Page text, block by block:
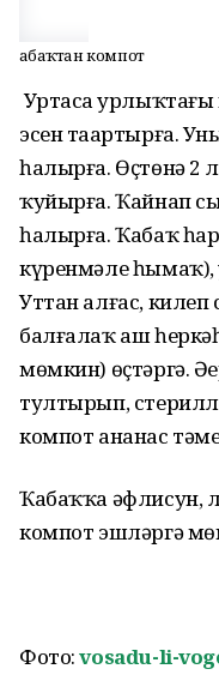
Ҡабаҡтан компот
Уртаса
эсен таҙартырға.
һалырға. Өҫтөнә 2
ҡуйырға. Ҡайнап
һалырға. Ҡабаҡ
күренмәле һымаҡ),
Уттан алғас,
балғалаҡ аш
мөмкин) өҫтәргә.
тултырып,
компот ананас
Ҡабаҡҡа әфлисун,
компот эшләргә
Фото:vosadu-li-